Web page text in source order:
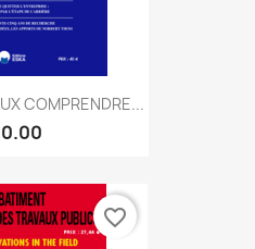
COMPRENDRE...
favorite_border